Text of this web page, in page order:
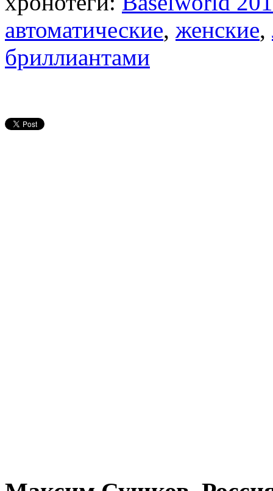
автоматические, женские,
бриллиантами